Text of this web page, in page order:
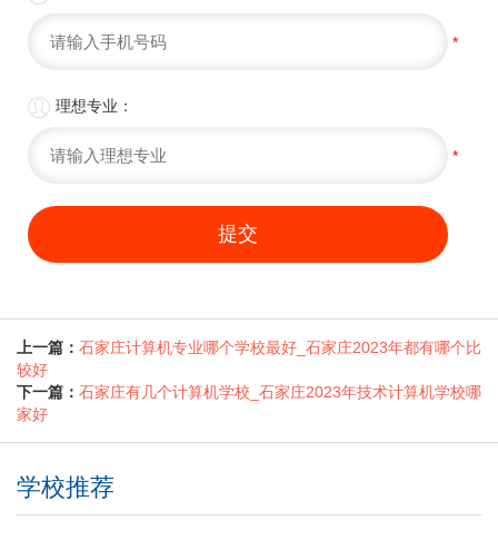
*
 理想专业：
*
提交
上一篇： 石家庄计算机专业哪个学校最好_石家庄2023年都有哪个比
较好
下一篇： 石家庄有几个计算机学校_石家庄2023年技术计算机学校哪
家好
学校推荐